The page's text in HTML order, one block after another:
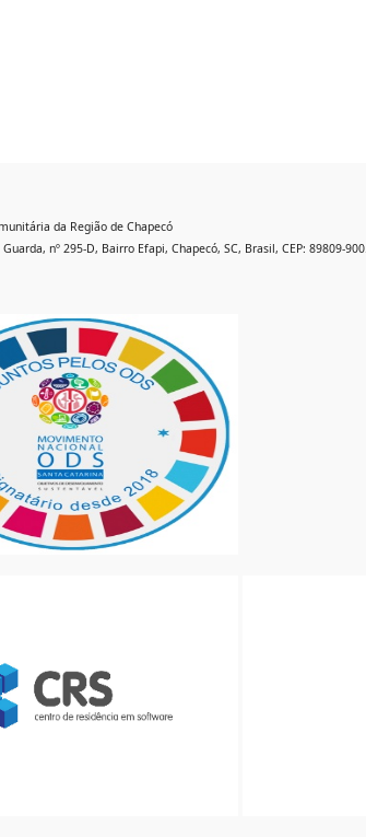
da Região de Chapecó
nº 295-D, Bairro Efapi, Chapecó, SC, Brasil, CEP: 89809-900.